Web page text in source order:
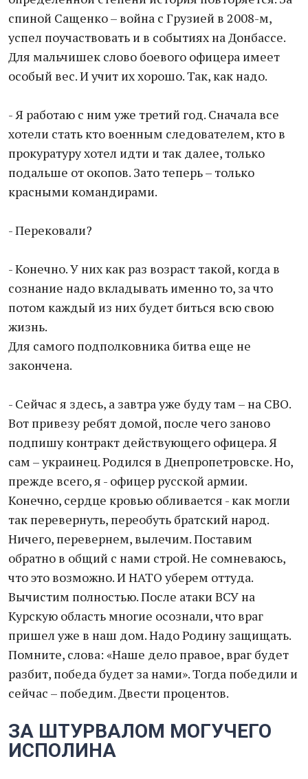
спиной Сащенко – война с Грузией в 2008-м,
успел поучаствовать и в событиях на Донбассе.
Для мальчишек слово боевого офицера имеет
особый вес. И учит их хорошо. Так, как надо.
- Я работаю с ним уже третий год. Сначала все
хотели стать кто военным следователем, кто в
прокуратуру хотел идти и так далее, только
подальше от окопов. Зато теперь – только
красными командирами.
- Перековали?
- Конечно. У них как раз возраст такой, когда в
сознание надо вкладывать именно то, за что
потом каждый из них будет биться всю свою
жизнь.
Для самого подполковника битва еще не
закончена.
- Сейчас я здесь, а завтра уже буду там – на СВО.
Вот привезу ребят домой, после чего заново
подпишу контракт действующего офицера. Я
сам – украинец. Родился в Днепропетровске. Но,
прежде всего, я - офицер русской армии.
Конечно, сердце кровью обливается - как могли
так перевернуть, переобуть братский народ.
Ничего, перевернем, вылечим. Поставим
обратно в общий с нами строй. Не сомневаюсь,
что это возможно. И НАТО уберем оттуда.
Вычистим полностью. После атаки ВСУ на
Курскую область многие осознали, что враг
пришел уже в наш дом. Надо Родину защищать.
Помните, слова: «Наше дело правое, враг будет
разбит, победа будет за нами». Тогда победили и
сейчас – победим. Двести процентов.
ЗА ШТУРВАЛОМ МОГУЧЕГО
ИСПОЛИНА